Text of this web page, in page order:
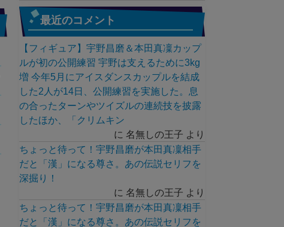
最近のコメント
【フィギュア】宇野昌磨＆本田真凜カップ
ルが初の公開練習 宇野は支えるために3kg
増 今年5月にアイスダンスカップルを結成
した2人が14日、公開練習を実施した。息
の合ったターンやツイズルの連続技を披露
したほか、「クリムキン
に 名無しの王子 より
ちょっと待って！宇野昌磨が本田真凜相手
だと「漢」になる尊さ。あの伝説セリフを
深掘り！
に 名無しの王子 より
ちょっと待って！宇野昌磨が本田真凜相手
だと「漢」になる尊さ。あの伝説セリフを